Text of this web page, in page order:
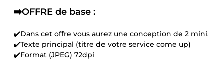
➡️OFFRE de base :
✔️Dans cet offre vous aurez une conception de 2
✔️Texte principal (titre de votre service come up)
✔️Format (JPEG) 72dpi